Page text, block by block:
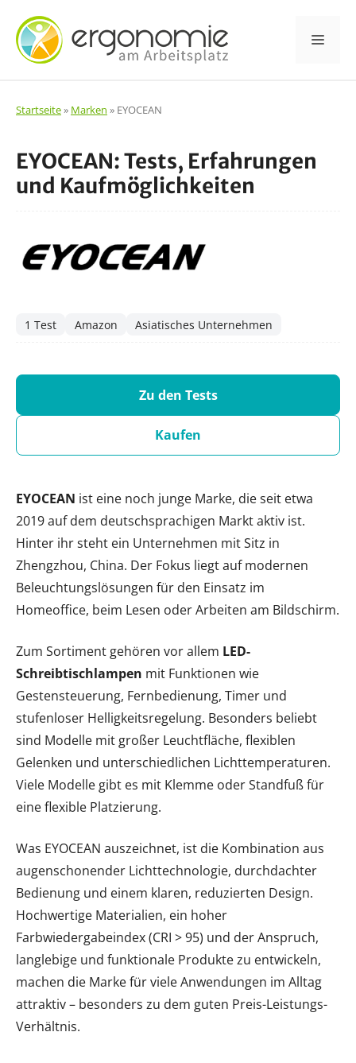
Inhalt
springen
Startseite» Marken » EYOCEAN
EYOCEAN: Tests, Erfahrungen
und Kaufmöglichkeiten
1 Test Amazon Asiatisches Unternehmen
Zu den Tests
Kaufen
EYOCEAN ist eine noch junge Marke, die seit etwa
2019 auf dem deutschsprachigen Markt aktiv ist.
Hinter ihr steht ein Unternehmen mit Sitz in
Zhengzhou, China. Der Fokus liegt auf modernen
Beleuchtungslösungen für den Einsatz im
Homeoffice, beim Lesen oder Arbeiten am Bildschirm.
Zum Sortiment gehören vor allem LED-
Schreibtischlampen mit Funktionen wie
Gestensteuerung, Fernbedienung, Timer und
stufenloser Helligkeitsregelung. Besonders beliebt
sind Modelle mit großer Leuchtfläche, flexiblen
Gelenken und unterschiedlichen Lichttemperaturen.
Viele Modelle gibt es mit Klemme oder Standfuß für
eine flexible Platzierung.
Was EYOCEAN auszeichnet, ist die Kombination aus
augenschonender Lichttechnologie, durchdachter
Bedienung und einem klaren, reduzierten Design.
Hochwertige Materialien, ein hoher
Farbwiedergabeindex (CRI > 95) und der Anspruch,
langlebige und funktionale Produkte zu entwickeln,
machen die Marke für viele Anwendungen im Alltag
attraktiv – besonders zu dem guten Preis-Leistungs-
Verhältnis.